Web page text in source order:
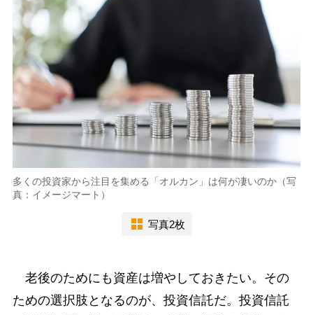
多くの投資家から注目を集める「オルカン」は何が凄いのか（写
真：イメージマート）
写真2枚
老後のためにも資産は増やしておきたい。その
ための選択肢となるのが、投資信託だ。投資信託